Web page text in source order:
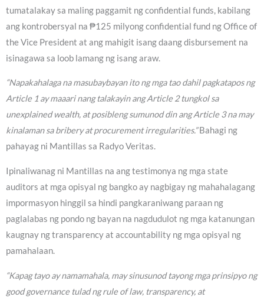
tumatalakay sa maling paggamit ng confidential funds, kabilang
ang kontrobersyal na ₱125 milyong confidential fund ng Office of
the Vice President at ang mahigit isang daang disbursement na
isinagawa sa loob lamang ng isang araw.
“Napakahalaga na masubaybayan ito ng mga tao dahil pagkatapos ng
Article 1 ay maaari nang talakayin ang Article 2 tungkol sa
unexplained wealth, at posibleng sumunod din ang Article 3 na may
kinalaman sa bribery at procurement irregularities.”Bahagi ng
pahayag ni Mantillas sa Radyo Veritas.
Ipinaliwanag ni Mantillas na ang testimonya ng mga state
auditors at mga opisyal ng bangko ay nagbigay ng mahahalagang
impormasyon hinggil sa hindi pangkaraniwang paraan ng
paglalabas ng pondo ng bayan na nagdudulot ng mga katanungan
kaugnay ng transparency at accountability ng mga opisyal ng
pamahalaan.
“Kapag tayo ay namamahala, may sinusunod tayong mga prinsipyo ng
good governance tulad ng rule of law, transparency, at